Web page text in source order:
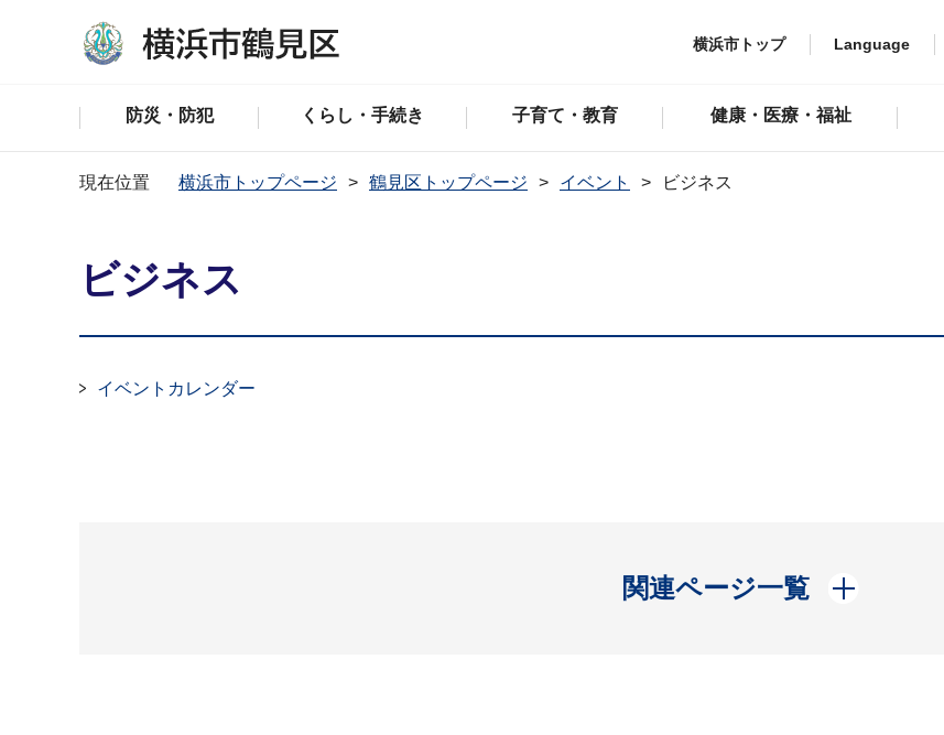
横浜市トップ Language
防災・防犯 くらし・手続き 子育て・教育 健康・医療・福祉
現在位置 横浜市トップページ 鶴見区トップページ イベント ビジネス
ビジネス
イベントカレンダー
関連ページ一覧
開く